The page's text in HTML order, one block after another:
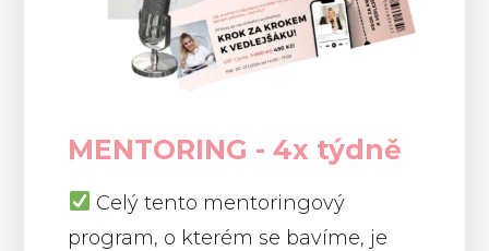
MENTORING - 4x týdně
Celý tento mentoringový
program, o kterém se bavíme, je